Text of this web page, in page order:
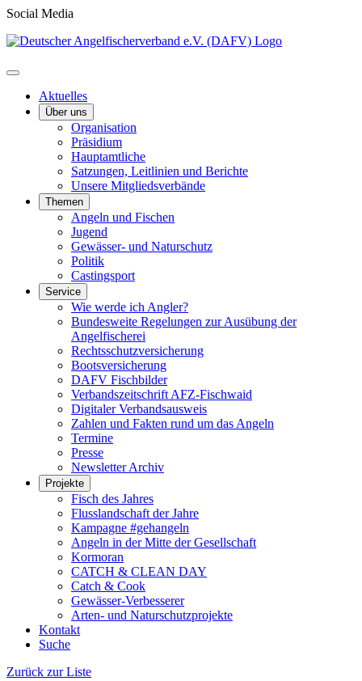
Social Media
Aktuelles
Über uns
Organisation
Präsidium
Hauptamtliche
Satzungen, Leitlinien und Berichte
Unsere Mitgliedsverbände
Themen
Angeln und Fischen
Jugend
Gewässer- und Naturschutz
Politik
Castingsport
Service
Wie werde ich Angler?
Bundesweite Regelungen zur Ausübung der
Angelfischerei
Rechtsschutzversicherung
Bootsversicherung
DAFV Fischbilder
Verbandszeitschrift AFZ-Fischwaid
Digitaler Verbandsausweis
Zahlen und Fakten rund um das Angeln
Termine
Presse
Newsletter Archiv
Projekte
Fisch des Jahres
Flusslandschaft der Jahre
Kampagne #gehangeln
Angeln in der Mitte der Gesellschaft
Kormoran
CATCH & CLEAN DAY
Catch & Cook
Gewässer-Verbesserer
Arten- und Naturschutzprojekte
Kontakt
Suche
Zurück zur Liste